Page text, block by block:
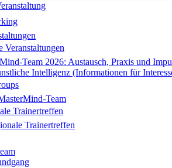
Veranstaltungen
Team 2026: Austausch, Praxis und
Intelligenz (Informationen für
Team
Trainertreffen
Trainertreffen